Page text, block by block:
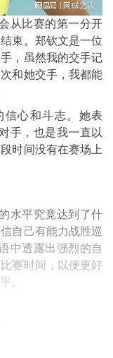
从比赛的第一分开
束。郑钦文是一位
，虽然我的交手记
和她交手，我都能
信心和斗志。她表
手，也是我一直以
时间没有在赛场上
水平究竟达到了什
自己有能力战胜巡
中透露出强烈的自
赛时间，以便更好
。
更好地适应比赛节